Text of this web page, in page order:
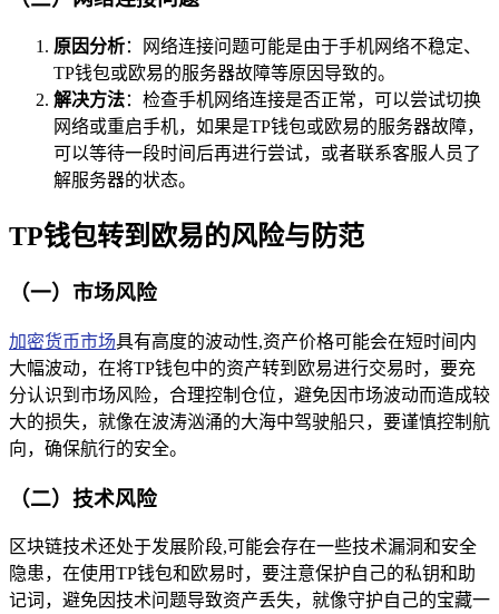
原因分析：网络连接问题可能是由于手机网络不稳定、
TP钱包或欧易的服务器故障等原因导致的。
解决方法：检查手机网络连接是否正常，可以尝试切换
网络或重启手机，如果是TP钱包或欧易的服务器故障，
可以等待一段时间后再进行尝试，或者联系客服人员了
解服务器的状态。
TP钱包转到欧易的风险与防范
（一）市场风险
加密货币市场具有高度的波动性,资产价格可能会在短时间内
大幅波动，在将TP钱包中的资产转到欧易进行交易时，要充
分认识到市场风险，合理控制仓位，避免因市场波动而造成较
大的损失，就像在波涛汹涌的大海中驾驶船只，要谨慎控制航
向，确保航行的安全。
（二）技术风险
区块链技术还处于发展阶段,可能会存在一些技术漏洞和安全
隐患，在使用TP钱包和欧易时，要注意保护自己的私钥和助
记词，避免因技术问题导致资产丢失，就像守护自己的宝藏一